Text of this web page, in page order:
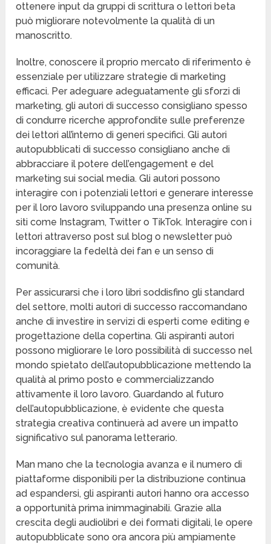
ottenere input da gruppi di scrittura o lettori beta
può migliorare notevolmente la qualità di un
manoscritto.
Inoltre, conoscere il proprio mercato di riferimento è
essenziale per utilizzare strategie di marketing
efficaci. Per adeguare adeguatamente gli sforzi di
marketing, gli autori di successo consigliano spesso
di condurre ricerche approfondite sulle preferenze
dei lettori all’interno di generi specifici. Gli autori
autopubblicati di successo consigliano anche di
abbracciare il potere dell’engagement e del
marketing sui social media. Gli autori possono
interagire con i potenziali lettori e generare interesse
per il loro lavoro sviluppando una presenza online su
siti come Instagram, Twitter o TikTok. Interagire con i
lettori attraverso post sul blog o newsletter può
incoraggiare la fedeltà dei fan e un senso di
comunità.
Per assicurarsi che i loro libri soddisfino gli standard
del settore, molti autori di successo raccomandano
anche di investire in servizi di esperti come editing e
progettazione della copertina. Gli aspiranti autori
possono migliorare le loro possibilità di successo nel
mondo spietato dell’autopubblicazione mettendo la
qualità al primo posto e commercializzando
attivamente il loro lavoro. Guardando al futuro
dell’autopubblicazione, è evidente che questa
strategia creativa continuerà ad avere un impatto
significativo sul panorama letterario.
Man mano che la tecnologia avanza e il numero di
piattaforme disponibili per la distribuzione continua
ad espandersi, gli aspiranti autori hanno ora accesso
a opportunità prima inimmaginabili. Grazie alla
crescita degli audiolibri e dei formati digitali, le opere
autopubblicate sono ora ancora più ampiamente